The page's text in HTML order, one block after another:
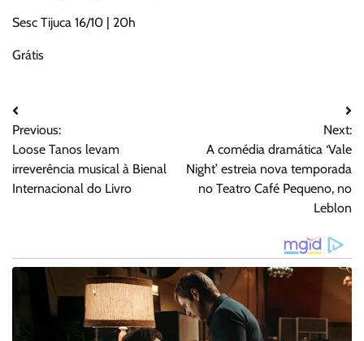
Sesc Tijuca 16/10 | 20h
Grátis
Navegação
de
Post
Previous:
Loose Tanos levam
irreverência musical à Bienal
Internacional do Livro
Next:
A comédia dramática ‘Vale
Night’ estreia nova temporada
no Teatro Café Pequeno, no
Leblon